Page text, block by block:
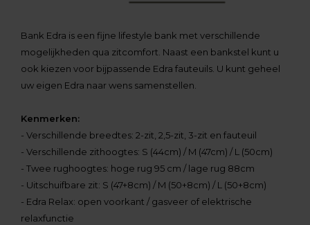
Bank Edra is een fijne lifestyle bank met verschillende
mogelijkheden qua zitcomfort. Naast een bankstel kunt u
ook kiezen voor bijpassende Edra fauteuils. U kunt geheel
uw eigen Edra naar wens samenstellen.
Kenmerken:
- Verschillende breedtes: 2-zit, 2,5-zit, 3-zit en fauteuil
- Verschillende zithoogtes: S (44cm) / M (47cm) / L (50cm)
- Twee rughoogtes: hoge rug 95 cm / lage rug 88cm
- Uitschuifbare zit: S (47+8cm) / M (50+8cm) / L (50+8cm)
- Edra Relax: open voorkant / gasveer of elektrische
relaxfunctie